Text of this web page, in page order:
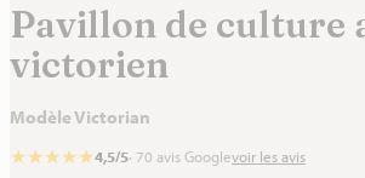
Pavillon de culture
victorien
Modèle Victorian
★★★★★4,5/5· 70 avis Googlevoir les avis